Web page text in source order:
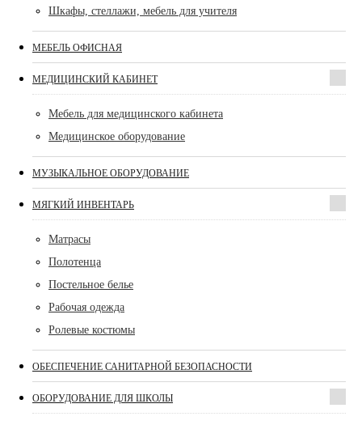
Шкафы, стеллажи, мебель для учителя
МЕБЕЛЬ ОФИСНАЯ
МЕДИЦИНСКИЙ КАБИНЕТ
Мебель для медицинского кабинета
Медицинское оборудование
МУЗЫКАЛЬНОЕ ОБОРУДОВАНИЕ
МЯГКИЙ ИНВЕНТАРЬ
Матрасы
Полотенца
Постельное белье
Рабочая одежда
Ролевые костюмы
ОБЕСПЕЧЕНИЕ САНИТАРНОЙ БЕЗОПАСНОСТИ
ОБОРУДОВАНИЕ ДЛЯ ШКОЛЫ